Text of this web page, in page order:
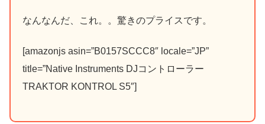
なんなんだ、これ。。驚きのプライスです。
[amazonjs asin=”B0157SCCC8″ locale=”JP”
title=”Native Instruments DJコントローラー
TRAKTOR KONTROL S5″]